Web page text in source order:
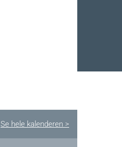
Se hele kalenderen >